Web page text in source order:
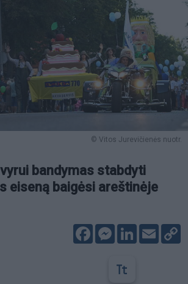
© Vitos Jurevičienės nuotr.
bandymas stabdyti
eiseną baigėsi areštinėje
FacebookMessenger
LinkedIn
Email